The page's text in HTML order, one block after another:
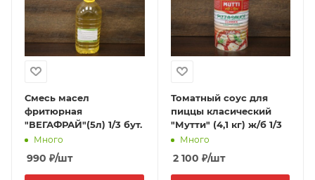
Смесь масел
фритюрная
"ВЕГАФРАЙ"(5л) 1/3 бут.
Много
990 ₽/шт
Томатный соус для
пиццы класический
"Мутти" (4,1 кг) ж/б 1/3
Много
2 100 ₽/шт